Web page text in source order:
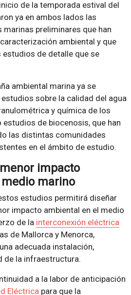
de la temporada estival del
ya en ambos lados las
marinas preliminares que han
ambiental y que
estudios de detalle que se
ambiental marina ya se
sobre la calidad del agua
y química de los
de biocenosis, que han
las distintas comunidades
en el ámbito de estudio.
impacto
marino
estudios permitirá diseñar
impacto ambiental en el medio
de la interconexión eléctrica
de Mallorca y Menorca,
adecuada instalación,
de la infraestructura.
a la labor de anticipación
Eléctrica para que la